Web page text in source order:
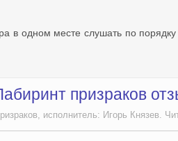
в одном месте слушать по
призраков
исполнитель: Игорь Князев.